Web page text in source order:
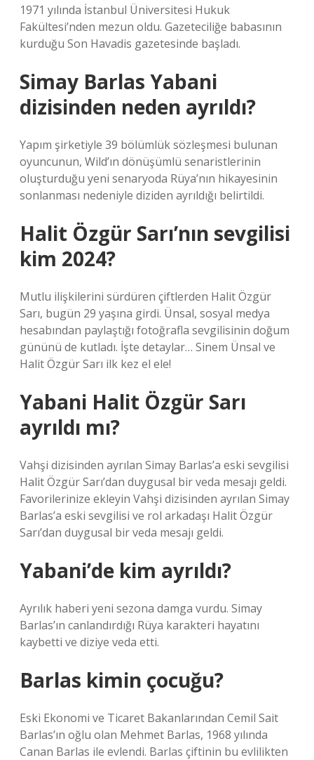
1971 yılında İstanbul Üniversitesi Hukuk
Fakültesi’nden mezun oldu. Gazeteciliğe babasının
kurduğu Son Havadis gazetesinde başladı.
Simay Barlas Yabani
dizisinden neden ayrıldı?
Yapım şirketiyle 39 bölümlük sözleşmesi bulunan
oyuncunun, Wild’ın dönüşümlü senaristlerinin
oluşturduğu yeni senaryoda Rüya’nın hikayesinin
sonlanması nedeniyle diziden ayrıldığı belirtildi.
Halit Özgür Sarı’nın sevgilisi
kim 2024?
Mutlu ilişkilerini sürdüren çiftlerden Halit Özgür
Sarı, bugün 29 yaşına girdi. Ünsal, sosyal medya
hesabından paylaştığı fotoğrafla sevgilisinin doğum
gününü de kutladı. İşte detaylar… Sinem Ünsal ve
Halit Özgür Sarı ilk kez el ele!
Yabani Halit Özgür Sarı
ayrıldı mı?
Vahşi dizisinden ayrılan Simay Barlas’a eski sevgilisi
Halit Özgür Sarı’dan duygusal bir veda mesajı geldi.
Favorilerinize ekleyin Vahşi dizisinden ayrılan Simay
Barlas’a eski sevgilisi ve rol arkadaşı Halit Özgür
Sarı’dan duygusal bir veda mesajı geldi.
Yabani’de kim ayrıldı?
Ayrılık haberi yeni sezona damga vurdu. Simay
Barlas’ın canlandırdığı Rüya karakteri hayatını
kaybetti ve diziye veda etti.
Barlas kimin çocuğu?
Eski Ekonomi ve Ticaret Bakanlarından Cemil Sait
Barlas’ın oğlu olan Mehmet Barlas, 1968 yılında
Canan Barlas ile evlendi. Barlas çiftinin bu evlilikten